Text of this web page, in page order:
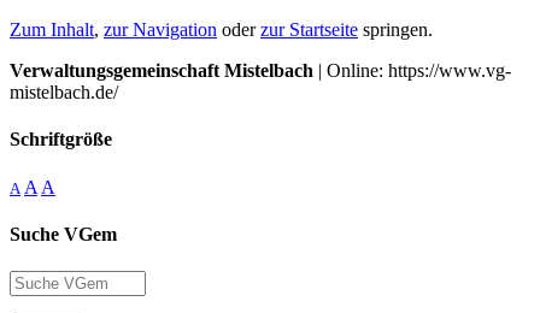
Zum Inhalt, zur Navigation oderzur Startseite springen.
Verwaltungsgemeinschaft Mistelbach | Online: https://www.vg-
mistelbach.de/
Schriftgröße
A A A
Suche VGem